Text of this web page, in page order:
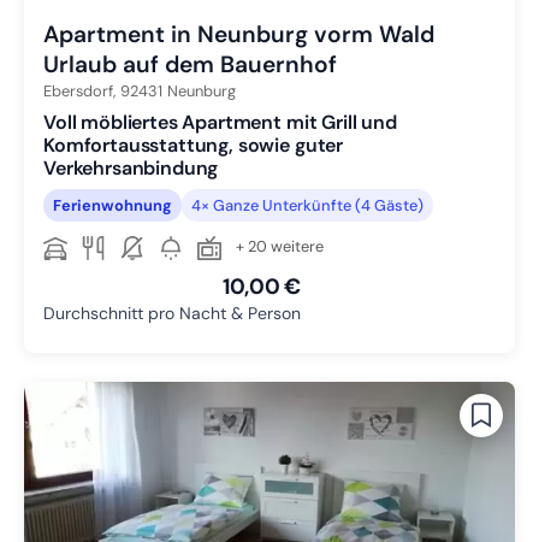
Apartment in Neunburg vorm Wald
Urlaub auf dem Bauernhof
Ebersdorf, 92431 Neunburg
Voll möbliertes Apartment mit Grill und
Komfortausstattung, sowie guter
Verkehrsanbindung
Ferienwohnung 4× Ganze Unterkünfte (4 Gäste)
+ 20 weitere
10,00 €
Durchschnitt pro Nacht & Person